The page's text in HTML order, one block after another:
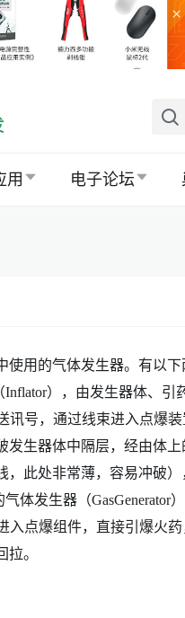
×
用 电子论坛
使用的气体发生器。有以下
），由发生器体、引
讯号，通过线束进入点爆
发生器体中隔层，经由体
，此处非常薄，容易冲破
发生器（GasGenerator
入点爆组件，直接引爆火
。